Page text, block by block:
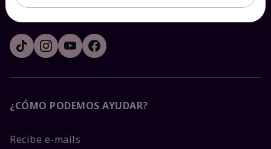
¿CÓMO PODEMOS AYUDAR?
Recibe e-mails